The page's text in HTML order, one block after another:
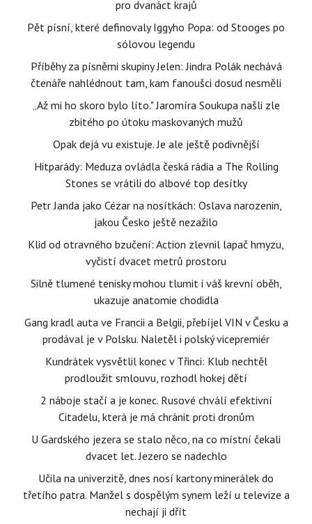
pro dvanáct krajů
Pět písní, které definovaly Iggyho Popa: od Stooges po
sólovou legendu
Příběhy za písněmi skupiny Jelen: Jindra Polák nechává
čtenáře nahlédnout tam, kam fanoušci dosud nesměli
„Až mi ho skoro bylo líto." Jaromíra Soukupa našli zle
zbitého po útoku maskovaných mužů
Opak dejá vu existuje. Je ale ještě podivnější
Hitparády: Meduza ovládla česká rádia a The Rolling
Stones se vrátili do albové top desítky
Petr Janda jako Cézar na nosítkách: Oslava narozenin,
jakou Česko ještě nezažilo
Klid od otravného bzučení: Action zlevnil lapač hmyzu,
vyčistí dvacet metrů prostoru
Silně tlumené tenisky mohou tlumit i váš krevní oběh,
ukazuje anatomie chodidla
Gang kradl auta ve Francii a Belgii, přebíjel VIN v Česku a
prodával je v Polsku. Naletěl i polský vicepremiér
Kundrátek vysvětlil konec v Třinci: Klub nechtěl
prodloužit smlouvu, rozhodl hokej dětí
2 náboje stačí a je konec. Rusové chválí efektivní
Citadelu, která je má chránit proti dronům
U Gardského jezera se stalo něco, na co místní čekali
dvacet let. Jezero se nadechlo
Učila na univerzitě, dnes nosí kartony minerálek do
třetího patra. Manžel s dospělým synem leží u televize a
nechají ji dřít